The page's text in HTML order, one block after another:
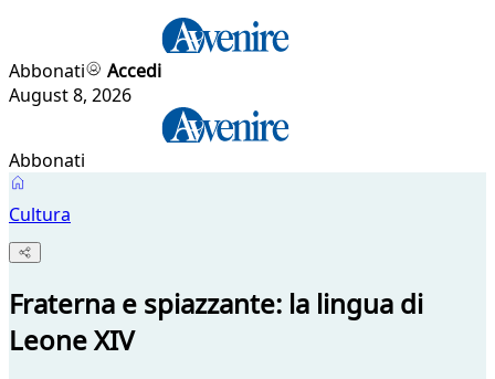
Abbonati
Accedi
August 8, 2026
Abbonati
Cultura
Fraterna e spiazzante: la lingua di
Leone XIV